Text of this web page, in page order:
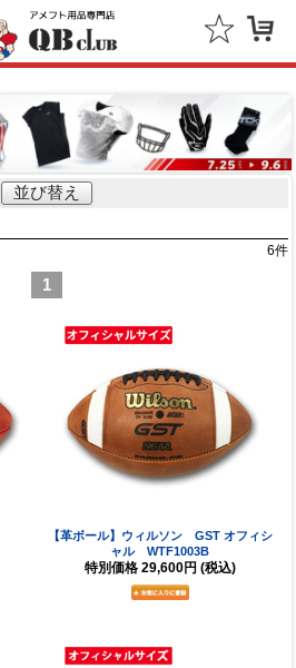
並び替え
6件
1
【革ボール】ウィルソン GST オフィシ
ャル WTF1003B
特別価格 29,600円 (税込)